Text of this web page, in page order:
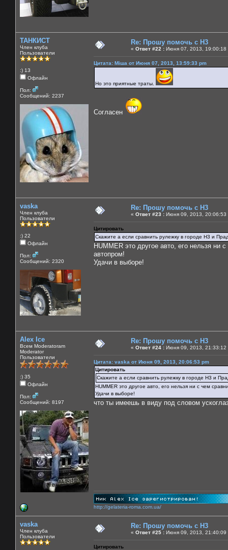
ТАНКИСТ
Член клуба
Пользователи
:) 13
Офлайн
Пол:
Сообщений: 2237
Re: Прошу помочь с Н3
« Ответ #22 : Июня 07, 2013, 19:00:18
Цитата: Міша от Июня 07, 2013, 13:59:33 pm
Но это приятные траты.
Согласен
vaska
Член клуба
Пользователи
:) 22
Офлайн
Пол:
Сообщений: 2320
Re: Прошу помочь с Н3
« Ответ #23 : Июня 09, 2013, 20:06:53
Цитировать
Скажите а если сравнить рулежку в городе Н3 и
HUMMER это другое авто, его нельзя
автопром!
Удачи в выборе!
Alex Ice
Всем Moderatoram
Moderator
Пользователи
:) 35
Офлайн
Пол:
Сообщений: 8197
Re: Прошу помочь с Н3
« Ответ #24 : Июня 09, 2013, 21:33:12
Цитата: vaska от Июня 09, 2013, 20:06:53 pm
Цитировать
Скажите а если сравнить рулежку в городе Н3 и
HUMMER это другое авто, его нельзя ни с чем
Удачи в выборе!
что ты имеешь в виду под словом
http://gelateria-roma.com.ua/
vaska
Член клуба
Пользователи
Re: Прошу помочь с Н3
« Ответ #25 : Июня 09, 2013, 21:40:09
Цитировать